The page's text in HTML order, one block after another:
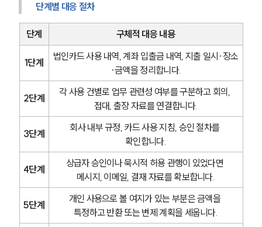
단계별 대응 절차
단계 구체적 대응 내용
1단계
법인카드 사용 내역, 계좌 입출금 내역, 지출 일시·장소
·금액을 정리합니다.
2단계
각 사용 건별로 업무 관련성 여부를 구분하고 회의,
접대, 출장 자료를 연결합니다.
3단계
회사 내부 규정, 카드 사용 지침, 승인 절차를
확인합니다.
4단계
상급자 승인이나 묵시적 허용 관행이 있었다면
메시지, 이메일, 결재 자료를 확보합니다.
5단계
개인 사용으로 볼 여지가 있는 부분은 금액을
특정하고 반환 또는 변제 계획을 세웁니다.